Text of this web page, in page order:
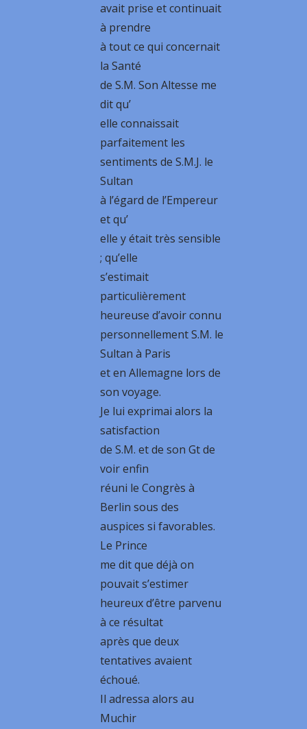
avait prise et continuait
à prendre
à tout ce qui concernait
la Santé
de S.M. Son Altesse me
dit qu’
elle connaissait
parfaitement les
sentiments de S.M.J. le
Sultan
à l’égard de l’Empereur
et qu’
elle y était très sensible
; qu’elle
s’estimait
particulièrement
heureuse d’avoir connu
personnellement S.M. le
Sultan à Paris
et en Allemagne lors de
son voyage.
Je lui exprimai alors la
satisfaction
de S.M. et de son Gt de
voir enfin
réuni le Congrès à
Berlin sous des
auspices si favorables.
Le Prince
me dit que déjà on
pouvait s’estimer
heureux d’être parvenu
à ce résultat
après que deux
tentatives avaient
échoué.
Il adressa alors au
Muchir